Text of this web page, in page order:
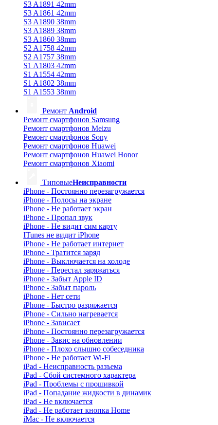
S3 A1891 42mm
S3 A1861 42mm
S3 A1890 38mm
S3 A1889 38mm
S3 A1860 38mm
S2 A1758 42mm
S2 A1757 38mm
S1 A1803 42mm
S1 A1554 42mm
S1 A1802 38mm
S1 A1553 38mm
Ремонт Android
Ремонт смартфонов Samsung
Ремонт смартфонов Meizu
Ремонт смартфонов Sony
Ремонт смартфонов Huawei
Ремонт смартфонов Huawei Honor
Ремонт смартфонов Xiaomi
ТиповыеНеисправности
iPhone - Постоянно перезагружается
iPhone - Полосы на экране
iPhone - Не работает экран
iPhone - Пропал звук
iPhone - Не видит сим карту
ITunes не видит iPhone
iPhone - Не работает интернет
iPhone - Тратится заряд
iPhone - Выключается на холоде
iPhone - Перестал заряжаться
iPhone - Забыт Apple ID
iPhone - Забыт пароль
iPhone - Нет сети
iPhone - Быстро разряжается
iPhone - Сильно нагревается
iPhone - Зависает
iPhone - Постоянно перезагружается
iPhone - Завис на обновлении
iPhone - Плохо слышно собеседника
iPhone - Не работает Wi-Fi
iPad - Неисправность разъема
iPad - Сбой системного характера
iPad - Проблемы с прошивкой
iPad - Попадание жидкости в динамик
iPad - Не включается
iPad - Не работает кнопка Home
iMac - Не включается